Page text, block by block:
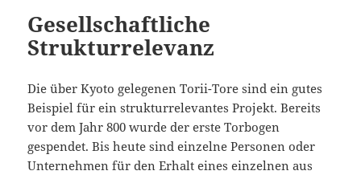
Gesellschaftliche
Strukturrelevanz
Die über Kyoto gelegenen Torii-Tore sind ein gutes
Beispiel für ein strukturrelevantes Projekt. Bereits
vor dem Jahr 800 wurde der erste Torbogen
gespendet. Bis heute sind einzelne Personen oder
Unternehmen für den Erhalt eines einzelnen aus